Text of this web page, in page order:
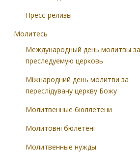
Пресс-релизы
Молитесь
Международный день молитвы за
преследуемую церковь
Міжнародний день молитви за
переслідувану церкву Божу
Молитвенные бюллетени
Молитовні бюлетені
Молитвенные нужды